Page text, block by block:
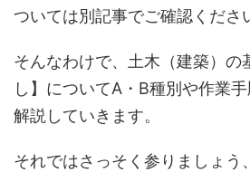
ついては別記事でご確認くださ
そんなわけで、土木（建築）の
し】についてA・B種別や作業
解説していきます。
それではさっそく参りましょう